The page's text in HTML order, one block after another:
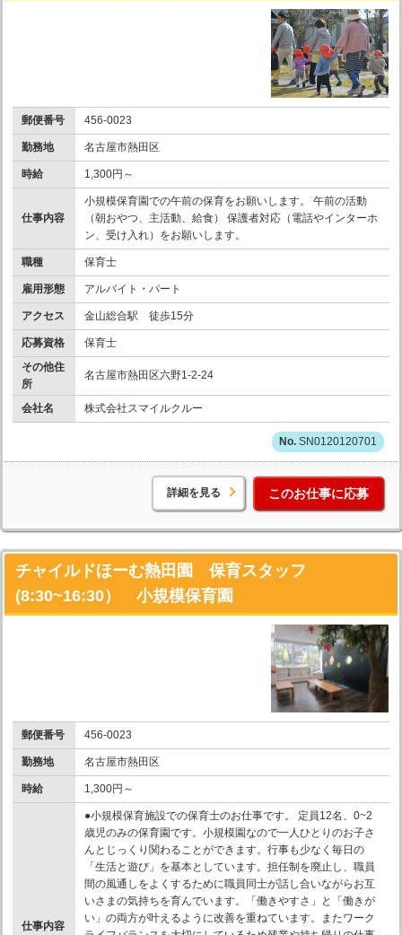
郵便番号 456-0023
勤務地 名古屋市熱田区
時給 1,300円～
仕事内容
小規模保育園での午前の保育をお願いします。 午前の活動
（朝おやつ、主活動、給食） 保護者対応（電話やインターホ
ン、受け入れ）をお願いします。
職種 保育士
雇用形態 アルバイト・パート
アクセス 金山総合駅 徒歩15分
応募資格
保育士
その他住
所
名古屋市熱田区六野1-2-24
会社名 株式会社スマイルクルー
SN0120120701
詳細を見る このお仕事に応募
チャイルドほーむ熱田園 保育スタッフ
(8:30~16:30） 小規模保育園
郵便番号 456-0023
勤務地 名古屋市熱田区
時給 1,300円～
仕事内容
●小規模保育施設での保育士のお仕事です。 定員12名、0~2
歳児のみの保育園です。小規模園なので一人ひとりのお子さ
んとじっくり関わることができます。行事も少なく毎日の
「生活と遊び」を基本としています。担任制を廃止し、職員
間の風通しをよくするために職員同士が話し合いながらお互
いさまの気持ちを育んでいます。「働きやすさ」と「働きが
い」の両方が叶えるように改善を重ねています。またワーク